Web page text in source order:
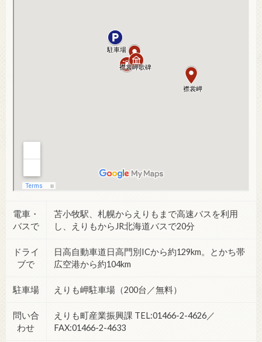
電車・
バスで
苫小牧駅、札幌からえりもまで高速バスを利用
し、えりもからJR北海道バスで20分
ドライ
ブで
日高自動車道日高門別ICから約129km。とかち帯
広空港から約104km
駐車場 えりも岬駐車場（200台／無料）
問い合
わせ
えりも町産業振興課 TEL:01466-2-4626／
FAX:01466-2-4633